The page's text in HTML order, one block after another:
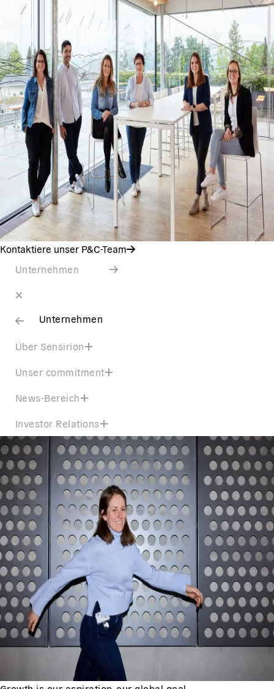
Kontaktiere unser P&C-Team
Unternehmen
Unternehmen
Über Sensirion
Unser commitment
News-Bereich
Investor Relations